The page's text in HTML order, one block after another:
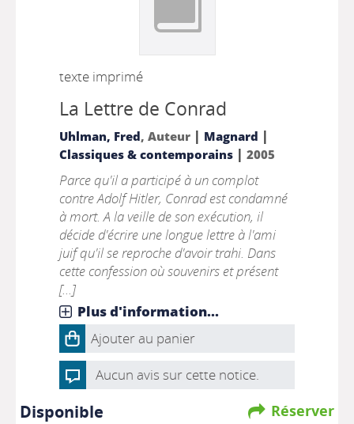
texte imprimé
La Lettre de Conrad
Uhlman, Fred, Auteur | Magnard |
Classiques & contemporains| 2005
Parce qu'il a participé à un complot
contre Adolf Hitler, Conrad est condamné
à mort. A la veille de son exécution, il
décide d'écrire une longue lettre à l'ami
juif qu'il se reproche d'avoir trahi. Dans
cette confession où souvenirs et présent
[...]
Plus d'information...
Ajouter au panier
Aucun avis sur cette notice.
Réserver
Disponible